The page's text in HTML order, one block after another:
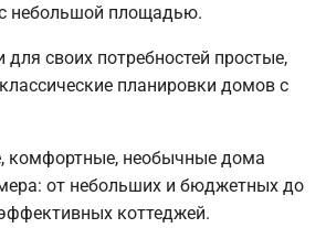
небольшой площадью.
своих потребностей простые,
планировки домов с
комфортные, необычные дома
от небольших и бюджетных до
коттеджей.